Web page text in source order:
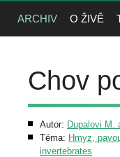
ARCHIV O ŽIVĚ
Chov
Autor: Dupalovi M.
Téma: Hmyz,
invertebrates